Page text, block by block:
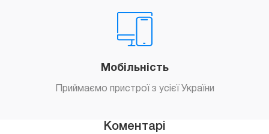
Мобільність
Приймаємо пристрої з усієї України
Коментарі